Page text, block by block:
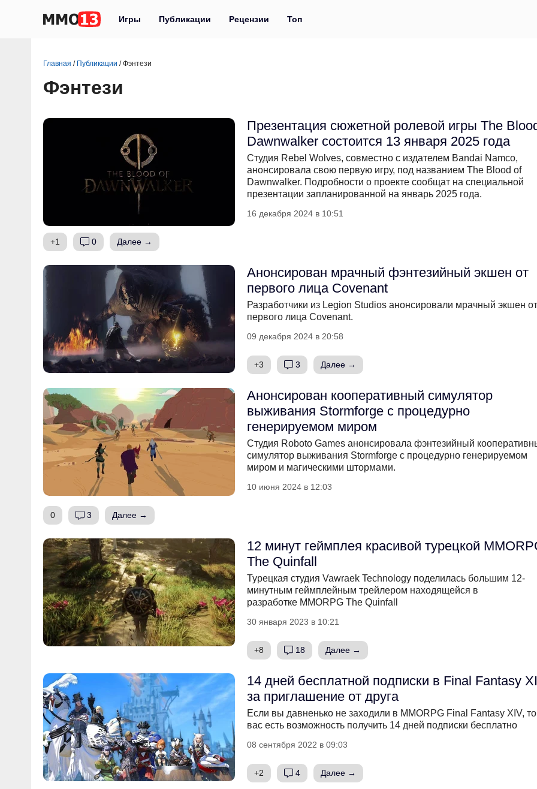
Игры Публикации Рецензии Топ
Главная / Публикации /Фэнтези
Фэнтези
Презентация сюжетной ролевой игры The
Dawnwalker состоится 13 января 2025 года
Студия Rebel Wolves, совместно с издателем Bandai Namco,
анонсировала свою первую игру, под названием The Blood of
Dawnwalker. Подробности о проекте сообщат на специальной
презентации запланированной на январь 2025 года.
16 декабря 2024 в 10:51
+1 0 Далее →
Анонсирован мрачный фэнтезийный экшен от
первого лица Covenant
Разработчики из Legion Studios анонсировали мрачный экшен от
первого лица Covenant.
09 декабря 2024 в 20:58
+3 3 Далее →
Анонсирован кооперативный симулятор
выживания Stormforge с процедурно
генерируемом миром
Студия Roboto Games анонсировала фэнтезийный
симулятор выживания Stormforge с процедурно генерируемом
миром и магическими штормами.
10 июня 2024 в 12:03
0 3 Далее →
12 минут геймплея красивой турецкой
The Quinfall
Турецкая студия Vawraek Technology поделилась большим 12-
минутным геймплейным трейлером находящейся в
разработке MMORPG The Quinfall
30 января 2023 в 10:21
+8 18 Далее →
14 дней бесплатной подписки в Final Fantasy
за приглашение от друга
Если вы давненько не заходили в MMORPG Final Fantasy XIV,
вас есть возможность получить 14 дней подписки бесплатно
08 сентября 2022 в 09:03
+2 4 Далее →